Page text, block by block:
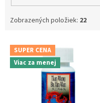
Zobrazených položiek: 22
V
p
SUPER CENA
Viac za menej